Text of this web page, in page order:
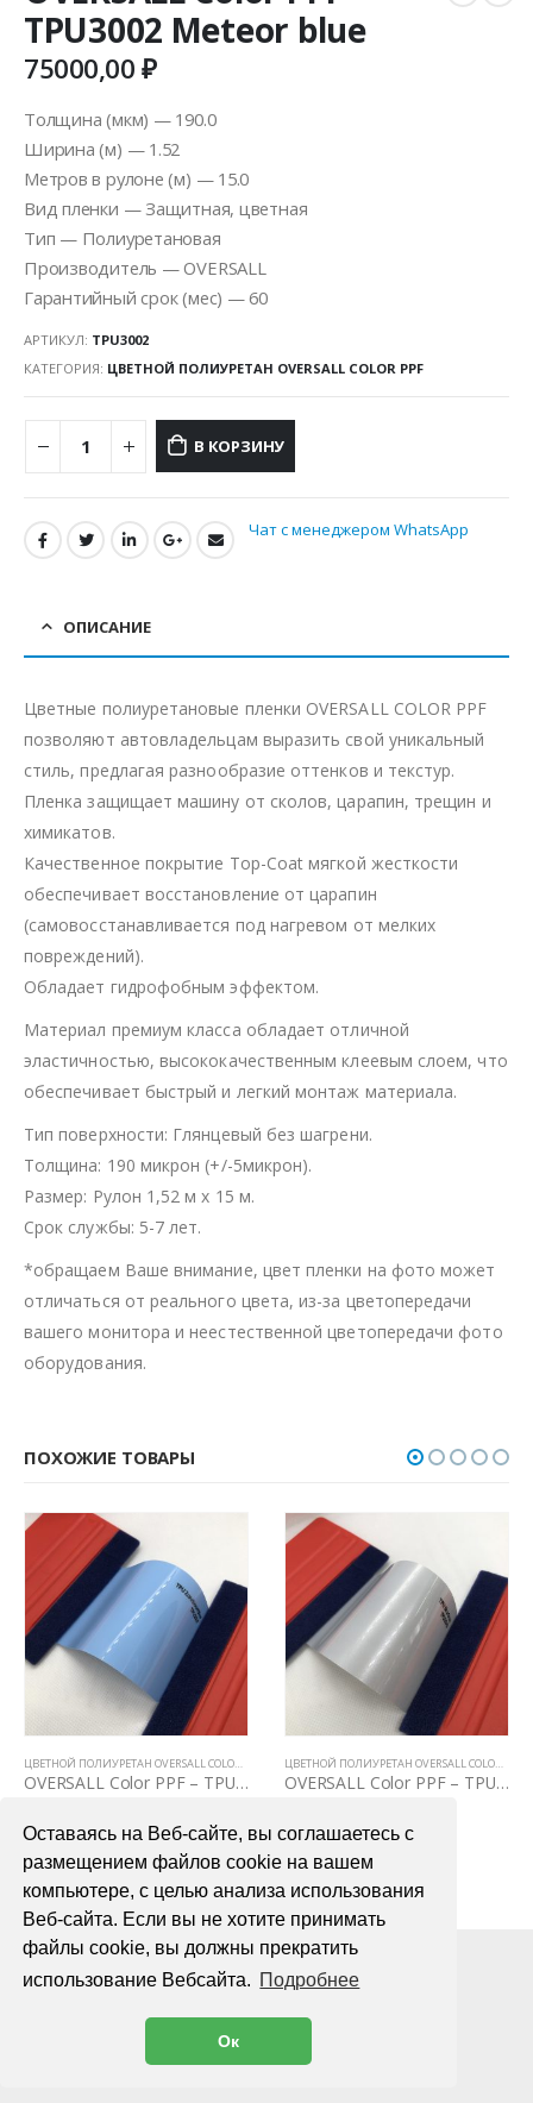
Оставаясь на Веб-сайте, вы соглашаетесь с
размещением файлов cookie на вашем
компьютере, с целью анализа использования
Веб-сайта. Если вы не хотите принимать
файлы cookie, вы должны прекратить
использование Вебсайта. Подробнее
Ок
TPU3002 Meteor blue
75000,00₽
Толщина (мкм) — 190.0
Ширина (м) — 1.52
Метров в рулоне (м) — 15.0
Вид пленки — Защитная, цветная
Тип — Полиуретановая
Производитель — OVERSALL
Гарантийный срок (мес) — 60
АРТИКУЛ: TPU3002
КАТЕГОРИЯ: ЦВЕТНОЙ ПОЛИУРЕТАН OVERSALL COLOR PPF
В КОРЗИНУ
Чат с менеджером WhatsApp
ОПИСАНИЕ
Цветные полиуретановые пленки OVERSALL COLOR PPF
позволяют автовладельцам выразить свой уникальный
стиль, предлагая разнообразие оттенков и текстур.
Пленка защищает машину от сколов, царапин, трещин и
химикатов.
Качественное покрытие Top-Coat мягкой жесткости
обеспечивает восстановление от царапин
(самовосстанавливается под нагревом от мелких
повреждений).
Обладает гидрофобным эффектом.
Материал премиум класса обладает отличной
эластичностью, высококачественным клеевым слоем, что
обеспечивает быстрый и легкий монтаж материала.
Тип поверхности: Глянцевый без шагрени.
Толщина: 190 микрон (+/-5микрон).
Размер: Рулон 1,52 м х 15 м.
Срок службы: 5-7 лет.
*обращаем Ваше внимание, цвет пленки на фото может
отличаться от реального цвета, из-за цветопередачи
вашего монитора и неестественной цветопередачи фото
оборудования.
ПОХОЖИЕ ТОВАРЫ
ЦВЕТНОЙ ПОЛИУРЕТАН OVERSALL COLOR PPF
OVERSALL Color PPF – TPU2037 Zandvoort Blue
В КОРЗИНУ
ЦВЕТНОЙ ПОЛИУРЕТАН OVERSALL COLOR PPF
OVERSALL Color PPF – TPU2043 Sky Gray
В КОРЗИНУ